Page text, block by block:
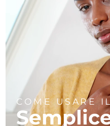
COME USARE